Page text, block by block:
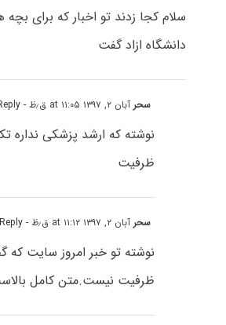
سلام کجا زدند تو اخبار که برای
دانشگاه ازاد گفت
سحرآبان ۲, ۱۳۹۷ at ۱۱:۰۵ ق٫ظ - Reply
نوشته که ارشد پزشکی نداره
ظرفیت
سحرآبان ۲, ۱۳۹۷ at ۱۱:۱۲ ق٫ظ - Reply
نوشته تو خبر امروز سایت که
ظرفیت نیست.متن کامل